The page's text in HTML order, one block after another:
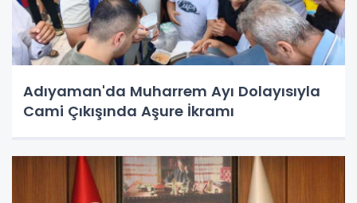
Adıyaman'da Muharrem Ayı Dolayısıyla
Cami Çıkışında Aşure İkramı